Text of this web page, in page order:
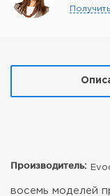
Производитель:
восемь моделей